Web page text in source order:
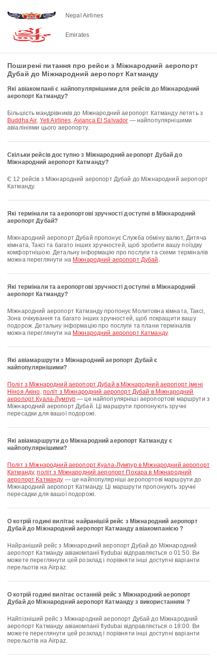
Nepal Airlines
Emirates
Поширені питання про рейси з Міжнародний аеропорт
Дубай до Міжнародний аеропорт Катманду
Які авіакомпанії є найпопулярнішими для рейсів до Міжнародний
аеропорт Катманду?
Більшість мандрівників до Міжнародний аеропорт Катманду летять з
Buddha Air, Yeti Airlines,Avianca El Salvador — найпопулярнішими
авіалініями цього аеропорту.
Скільки рейсів доступно з Міжнародний аеропорт Дубай до
Міжнародний аеропорт Катманду?
Є 12 рейсів з Міжнародний аеропорт Дубай до Міжнародний аеропорт
Катманду.
Які термінали та аеропортові зручності доступні в Міжнародний
аеропорт Дубай?
Міжнародний аеропорт Дубай пропонує Служба обміну валют, Дитяча
кімната, Таксі та багато інших зручностей, щоб зробити вашу поїздку
комфортнішою. Детальну інформацію про послуги та схеми терміналів
можна переглянути на Міжнародний аеропорт Дубай .
Які термінали та аеропортові зручності доступні в Міжнародний
аеропорт Катманду?
Міжнародний аеропорт Катманду пропонує Молитовна кімната, Таксі,
Зона очікування та багато інших зручностей, щоб покращити вашу
подорож. Детальну інформацію про послуги та плани терміналів
можна переглянути на Міжнародний аеропорт Катманду.
Які авіамаршрути з Міжнародний аеропорт Дубай є
найпопулярнішими?
політ з Міжнародний аеропорт Дубай в Міжнародний аеропорт імені
Ніноя Акіно, політ з Міжнародний аеропорт Дубай в Міжнародний
аеропорт Куала-Лумпур— це найпопулярніші аеропортові маршрути з
Міжнародний аеропорт Дубай. Ці маршрути пропонують зручні
пересадки для вашої подорожі.
Які авіамаршрути до Міжнародний аеропорт Катманду є
найпопулярнішими?
політ з Міжнародний аеропорт Куала-Лумпур в Міжнародний аеропорт
Катманду,політ з Міжнародний аеропорт Похара в Міжнародний
аеропорт Катманду — це найпопулярніші аеропортові маршрути до
Міжнародний аеропорт Катманду. Ці маршрути пропонують зручні
пересадки для вашої подорожі.
О котрій годині вилітає найранішій рейс з Міжнародний аеропорт
Дубай до Міжнародний аеропорт Катманду авіакомпанією ?
Найраніший рейс з Міжнародний аеропорт Дубай до Міжнародний
аеропорт Катманду авіакомпанії flydubai відправляється о 01:50. Ви
можете переглянути цей розклад і порівняти інші доступні варіанти
перельотів на Airpaz.
О котрій годині вилітає останній рейс з Міжнародний аеропорт
Дубай до Міжнародний аеропорт Катманду з використанням ?
Найпізніший рейс з Міжнародний аеропорт Дубай до Міжнародний
аеропорт Катманду авіакомпанії flydubai відправляється о 18:00. Ви
можете переглянути цей розклад і порівняти інші доступні варіанти
перельотів на Airpaz.